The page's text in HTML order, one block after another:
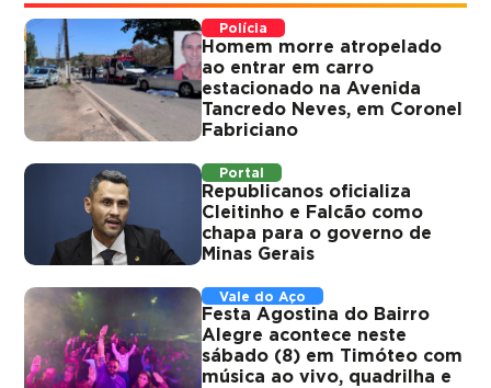
Polícia
Homem morre atropelado
ao entrar em carro
estacionado na Avenida
Tancredo Neves, em Coronel
Fabriciano
Portal
Republicanos oficializa
Cleitinho e Falcão como
chapa para o governo de
Minas Gerais
Vale do Aço
Festa Agostina do Bairro
Alegre acontece neste
sábado (8) em Timóteo com
música ao vivo, quadrilha e